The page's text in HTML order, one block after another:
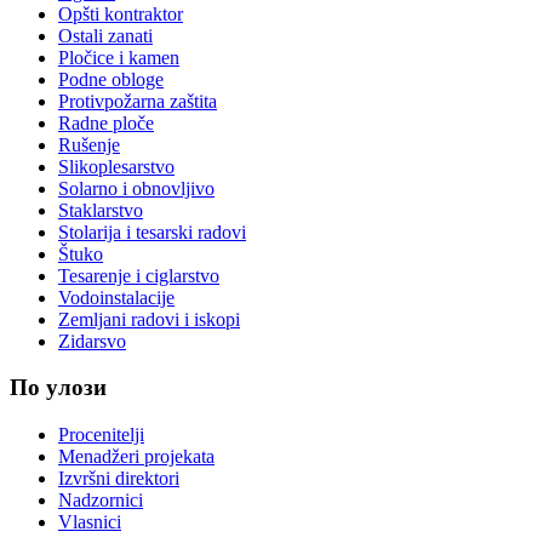
Opšti kontraktor
Ostali zanati
Pločice i kamen
Podne obloge
Protivpožarna zaštita
Radne ploče
Rušenje
Slikoplesarstvo
Solarno i obnovljivo
Staklarstvo
Stolarija i tesarski radovi
Štuko
Tesarenje i ciglarstvo
Vodoinstalacije
Zemljani radovi i iskopi
Zidarsvo
По улози
Procenitelji
Menadžeri projekata
Izvršni direktori
Nadzornici
Vlasnici